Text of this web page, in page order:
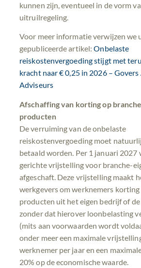
kunnen zijn, eventueel in de vorm
uitruilregeling.
Voor meer informatie verwijzen we
gepubliceerde artikel:Onbelaste
reiskostenvergoeding stijgt met
kracht naar € 0,25 in 2026 –
Adviseurs
Afschaffing van korting op
producten
De verruiming van de onbelaste
reiskostenvergoeding moet
betaald worden. Per 1 januari 2027
gerichte vrijstelling voor branche-
afgeschaft. Deze vrijstelling maakt
werkgevers om werknemers korting
producten uit het eigen bedrijf of de
zonder dat hierover loonbelasting
(mits aan voorwaarden wordt
onder meer een maximale
werknemer per jaar en een
20% op de economische waarde.